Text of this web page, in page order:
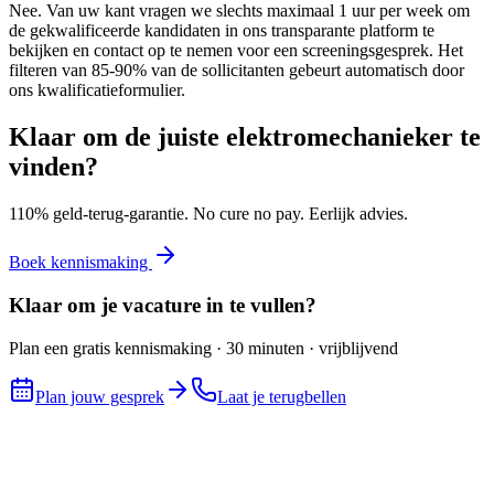
Nee. Van uw kant vragen we slechts maximaal 1 uur per week om
de gekwalificeerde kandidaten in ons transparante platform te
bekijken en contact op te nemen voor een screeningsgesprek. Het
filteren van 85-90% van de sollicitanten gebeurt automatisch door
ons kwalificatieformulier.
Klaar om de juiste elektromechanieker te
vinden?
110% geld-terug-garantie. No cure no pay. Eerlijk advies.
Boek kennismaking
Klaar om je vacature in te vullen?
Plan een gratis kennismaking · 30 minuten · vrijblijvend
Plan jouw gesprek Laat je terugbellen